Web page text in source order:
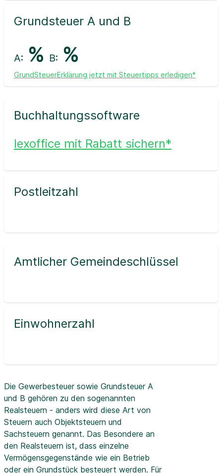
Grundsteuer A und B
A: % B: %
GrundSteuerErklärung jetzt mit Steuertipps erledigen*
Buchhaltungssoftware
lexoffice mit Rabatt sichern*
Postleitzahl
Amtlicher Gemeindeschlüssel
Einwohnerzahl
Die Gewerbesteuer sowie Grundsteuer A
und B gehören zu den sogenannten
Realsteuern - anders wird diese Art von
Steuern auch Objektsteuern und
Sachsteuern genannt. Das Besondere an
den Realsteuern ist, dass einzelne
Vermögensgegenstände wie ein Betrieb
oder ein Grundstück besteuert werden. Für